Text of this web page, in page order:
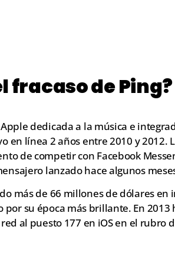
fracaso de Ping?
dedicada a la música e
en línea 2 años entre 2010 y 2012.
de competir con Facebook
lanzado hace algunos
más de 66 millones de dólares en
por su época más brillante. En
al puesto 177 en iOS en el rubro